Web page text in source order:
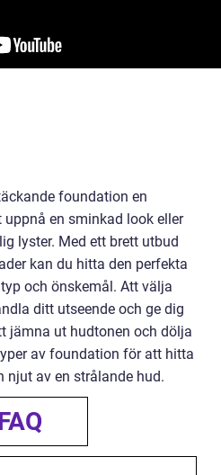
foundation en
en sminkad look eller
lyster. Med ett brett utbud
kan du hitta den perfekta
och önskemål. Att välja
ditt utseende och ge dig
jämna ut hudtonen och dölja
av foundation för att hitta
av en strålande hud.